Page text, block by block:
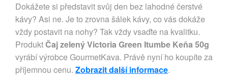
Dokážete si představit svůj den bez lahodné čerstvé
kávy? Asi ne. Je to zrovna šálek kávy, co vás dokáže
vždy postavit na nohy? Tak vždy vsaďte na kvalitku.
ProduktČaj zelený Victoria Green Itumbe Keňa 50g
vyrábí výrobce GourmetKava. Právě nyní ho koupíte za
příjemnou cenu. Zobrazit další informace.